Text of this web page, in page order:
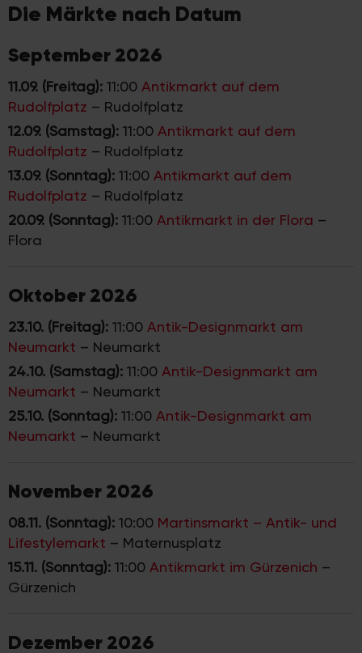
Die Märkte nach Datum
September 2026
11.09. (Freitag): 11:00 Antikmarkt auf dem
Rudolfplatz – Rudolfplatz
12.09. (Samstag): 11:00 Antikmarkt auf dem
Rudolfplatz – Rudolfplatz
13.09. (Sonntag): 11:00 Antikmarkt auf dem
Rudolfplatz – Rudolfplatz
20.09. (Sonntag): 11:00 Antikmarkt in der Flora –
Flora
Oktober 2026
23.10. (Freitag): 11:00 Antik-Designmarkt am
Neumarkt – Neumarkt
24.10. (Samstag): 11:00 Antik-Designmarkt am
Neumarkt – Neumarkt
25.10. (Sonntag): 11:00 Antik-Designmarkt am
Neumarkt – Neumarkt
November 2026
08.11. (Sonntag): 10:00 Martinsmarkt – Antik- und
Lifestylemarkt – Maternusplatz
15.11. (Sonntag): 11:00 Antikmarkt im Gürzenich –
Gürzenich
Dezember 2026